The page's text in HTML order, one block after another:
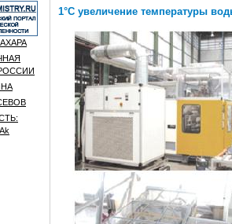
1°C увеличение температуры